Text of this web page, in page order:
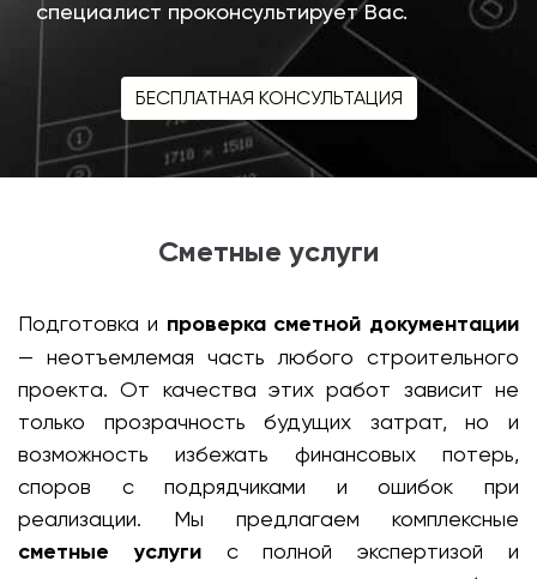
специалист проконсультирует Вас.
БЕСПЛАТНАЯ КОНСУЛЬТАЦИЯ
Сметные услуги
Подготовка и проверка сметной документации
— неотъемлемая часть любого строительного
проекта. От качества этих работ зависит не
только прозрачность будущих затрат, но и
возможность избежать финансовых потерь,
споров с подрядчиками и ошибок при
реализации. Мы предлагаем комплексные
сметные услугис полной экспертизой и